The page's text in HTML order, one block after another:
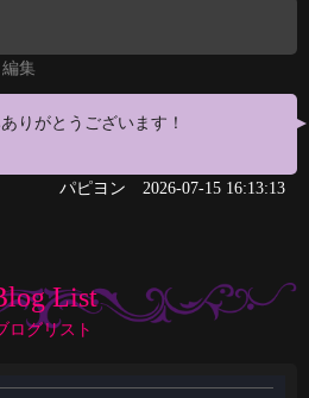
編集
りがとうございます！
パピヨン 2026-07-15 16:13:13
List
ログリスト